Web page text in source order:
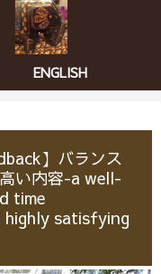
ENGLISH
】バランス
い内容-a well-
time
satisfying